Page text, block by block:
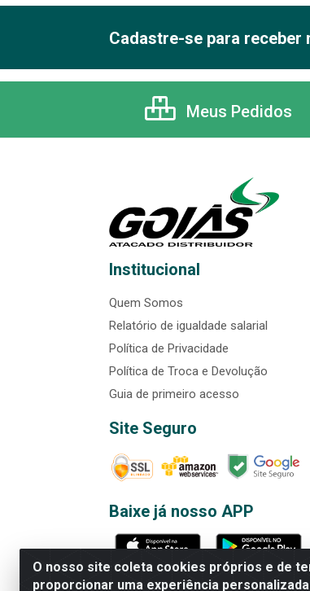
O nosso site coleta cookies próprios e de
proporcionar uma experiência
Cadastre-se para receber
Meus Pedidos
Institucional
Quem Somos
Relatório de igualdade salarial
Política de Privacidade
Política de Troca e Devolução
Guia de primeiro acesso
Site Seguro
Baixe já nosso APP